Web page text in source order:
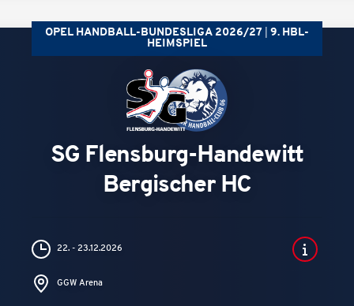
OPEL HANDBALL-BUNDESLIGA 2026/27
9. HBL-
HEIMSPIEL
SG Flensburg-Handewitt
Bergischer HC
22. - 23.12.2026
GGW Arena